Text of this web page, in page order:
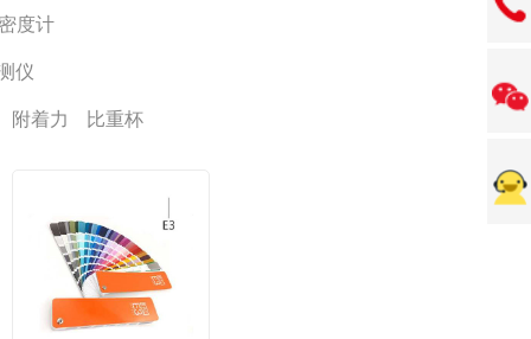
度计
仪
附着力 比重杯